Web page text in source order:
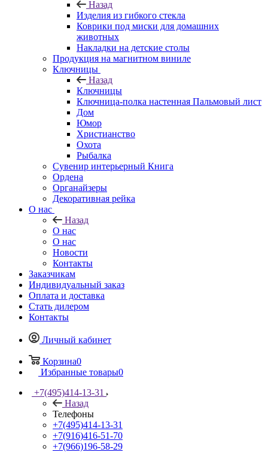
Назад
Изделия из гибкого стекла
Коврики под миски для домашних
животных
Накладки на детские столы
Продукция на магнитном виниле
Ключницы
Назад
Ключницы
Ключница-полка настенная Пальмовый лист
Дом
Юмор
Христианство
Охота
Рыбалка
Сувенир интерьерный Книга
Ордена
Органайзеры
Декоративная рейка
О нас
Назад
О нас
О нас
Новости
Контакты
Заказчикам
Индивидуальный заказ
Оплата и доставка
Стать дилером
Контакты
Личный кабинет
Корзина0
Избранные товары0
+7(495)414-13-31
Назад
Телефоны
+7(495)414-13-31
+7(916)416-51-70
+7(966)196-58-29